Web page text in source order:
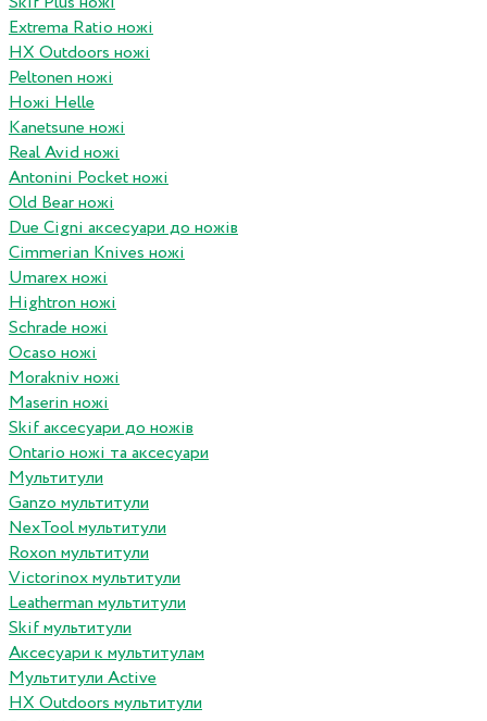
Extrema Ratio ножі
HX Outdoors ножі
Peltonen ножі
Ножі Helle
Kanetsune ножі
Real Avid ножі
Antonini Pocket ножі
Old Bear ножі
Due Cigni аксесуари до ножів
Cimmerian Knives ножі
Umarex ножі
Hightron ножі
Schrade ножі
Ocaso ножі
Morakniv ножі
Maserin ножі
Skif аксесуари до ножів
Ontario ножі та аксесуари
Мультитули
Ganzo мультитули
NexTool мультитули
Roxon мультитули
Victorinox мультитули
Leatherman мультитули
Skif мультитули
Аксесуари к мультитулам
Мультитули Active
HX Outdoors мультитули